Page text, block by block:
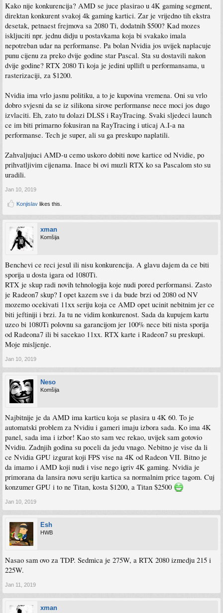
Kako nije konkurencija? AMD se juce plasirao u 4K gaming segment,
direktan konkurent svakoj 4k gaming kartici. Zar je vrijedno tih ekstra
desetak, petnaest frejmova sa 2080 Ti, dodatnih $500? Kad mozes
iskljuciti npr. jednu didju u postavkama koja bi svakako imala
nepotreban udar na performanse. Pa bolan Nvidia jos uvijek naplacuje
punu cijenu za preko dvije godine star Pascal. Sta su dostavili nakon
dvije godine? RTX 2080 Ti koja je jedini upllift u performansama, u
rasterizaciji, za $1200.
Nvidia ima vrlo jasnu politiku, a to je kupovina vremena. Oni su vrlo
dobro svjesni da se iz silikona sirove performanse nece moci jos dugo
izvlaciti. Eh, zato tu dolazi DLSS i RayTracing. Svaki sljedeci launch
ce im biti primarno fokusiran na RayTracing i uticaj A.I-a na
performanse. Tech je super, ali su ga preskupo naplatili.
Zahvaljujuci AMD-u cemo uskoro dobiti nove kartice od Nvidie, po
prihvatljivim cijenama. Inace bi ovi muzli RTX ko sa Pascalom sto su
uradili.
Jan 10, 2019
Konjislav likes this.
xman
Komšija
Benchevi ce reci jesul ili nisu konkurencija. A glavu dajem da ce biti
sporija u dosta igara od 1080Ti.
RTX je skup radi novih tehnologija koje nudi pored performansi. Zasto
je Radeon7 skup? I opet kazem sve i da bude brzi od 2080 od NV
mozemo ocekivati 11xx seriju koja ce AMD opet ucinit nebitnim jer ce
biti jeftiniji i brzi. Ja tu ne vidim konkurenost. Sada da kupujem kartu
uzeo bi 1080Ti polovnu sa garancijom jer 100% nece biti nista sporija
od Radeona7 ili bi sacekao 11xx. RTX karte i Radeon7 su preskupi.
Moje misljenje.
Jan 10, 2019
Neso
Komšija
Najbitnije je da AMD ima karticu koja se plasira u 4K 60. To je
automatski problem za Nvidiu i gameri imaju izbora sada. Ko ima 4K
panel, sada ima i izbor! Kao sto sam vec rekao, uvijek sam gotovio
Nvidiu. Zadnjih godina su poceli da jedu vnago. Nebitno je vise da li
ce Nvidia GPU izgurat koji FPS vise na 4K od Radeon VII. Bitno je
da imamo i AMD koji nudi i vise nego igriv 4K gaming. Nvidia je
primorana da lansira novu seriju kartica sa normalnim price tagom. Cuj
konzumer GPU i to ne Titan, kosta $1200, a Titan $2500
Jan 10, 2019
Esh
HWB
Nasao sam ovo za TDP. Sedmica je 275W, a RTX 2080 izmedju 215 i
225W.
Jan 11, 2019
xman